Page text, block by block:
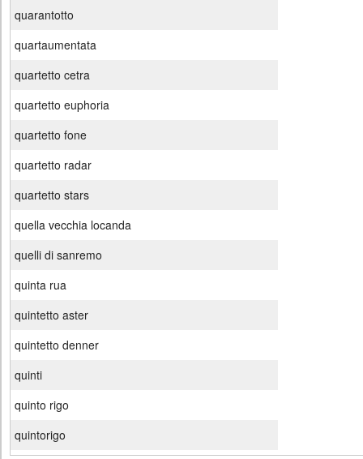
quarantotto
quartaumentata
quartetto cetra
quartetto euphoria
quartetto fone
quartetto radar
quartetto stars
quella vecchia locanda
quelli di sanremo
quinta rua
quintetto aster
quintetto denner
quinti
quinto rigo
quintorigo